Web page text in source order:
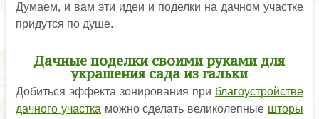
Думаем, и вам эти идеи и поделки на дачном участке
придутся по душе.
Дачные поделки своими руками для
украшения сада из гальки
Добиться эффекта зонирования при благоустройстве
дачного участка можно сделать великолепные шторы